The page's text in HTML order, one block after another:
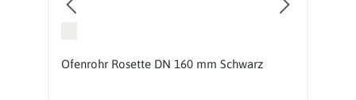
Ofenrohr Rosette DN 160 mm Schwarz